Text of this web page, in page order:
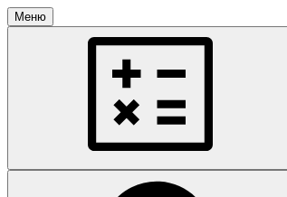
Меню